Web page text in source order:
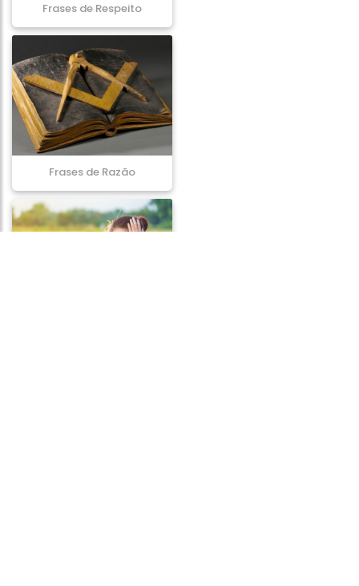
Frases de Respeito
Frases de Razão